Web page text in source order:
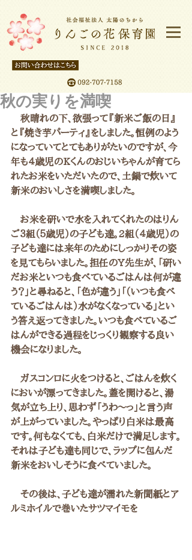
秋の実りを満喫
秋晴れの下、欲張って『新米ご飯の日』
と『焼き芋パーティ』をしました。恒例のよう
になっていてとてもありがたいのですが、今
年も４歳児のKくんのおじいちゃんが育てら
れたお米をいただいたので、土鍋で炊いて
新米のおいしさを満喫しました。
お米を研いで水を入れてくれたのはりん
ご３組（５歳児）の子ども達。2組（４歳児）の
子ども達には来年のためにしっかりその姿
を見てもらいました。担任のY先生が、「研い
だお米といつも食べているごはんは何が違
う？」と尋ねると、「色が違う」「（いつも食べ
ているごはんは）水がなくなっている」とい
う答え返ってきました。いつも食べているご
はんができる過程をじっくり観察する良い
機会になりました。
ガスコンロに火をつけると、ごはんを炊く
においが漂ってきました。蓋を開けると、湯
気が立ち上り、思わず「うわ～っ」と言う声
が上がっていました。やっぱり白米は最高
です。何もなくても、白米だけで満足します。
それは子ども達も同じで、ラップに包んだ
新米をおいしそうに食べていました。
その後は、子ども達が濡れた新聞紙とア
ルミホイルで巻いたサツマイモを